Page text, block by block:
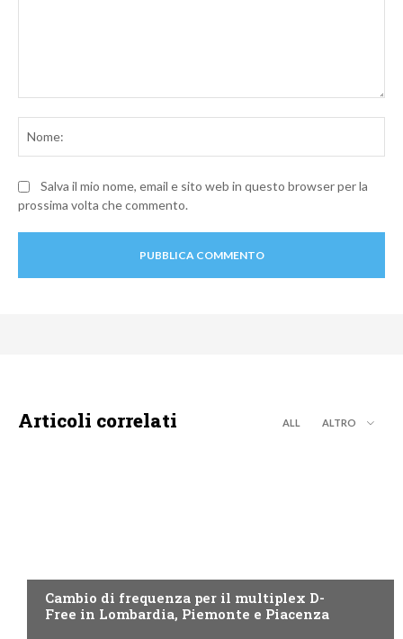
Salva il mio nome, email e sito web in questo browser per la
prossima volta che commento.
Articoli correlati ALL ALTRO
Cambio di frequenza per il multiplex D-
Free in Lombardia, Piemonte e Piacenza